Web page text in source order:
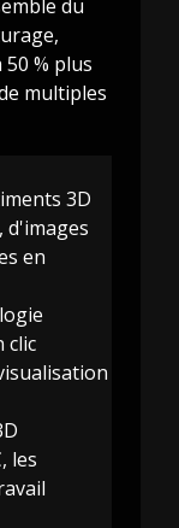
du
% plus
multiples
3D
d'images
en
clic
les